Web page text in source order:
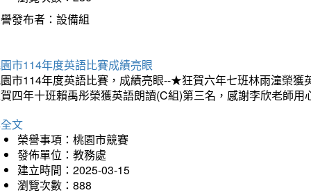
發布者：設備組
市114年度英語比賽成績亮眼
市114年度英語比賽，成績亮眼--★狂賀六年七班林雨潼榮
四年十班賴禹彤榮獲英語朗讀(C組)第三名，感謝李欣老師
文
榮譽事項：桃園市競賽
發佈單位：教務處
建立時間：2025-03-15
瀏覽次數：888